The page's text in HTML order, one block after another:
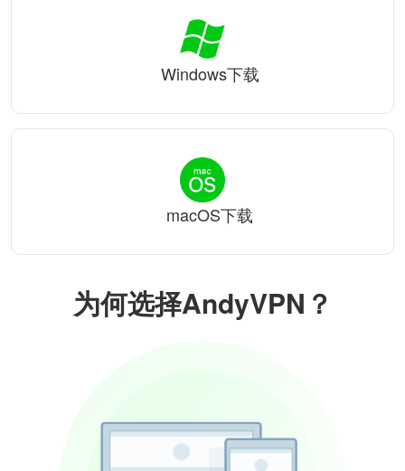
为何选择AndyVPN？
Windows下载
macOS下载